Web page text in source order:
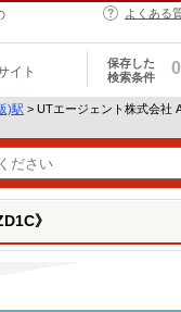
よくある
イト
保存した
検索条件
0
)駅 > UTエージェント株式会社
》